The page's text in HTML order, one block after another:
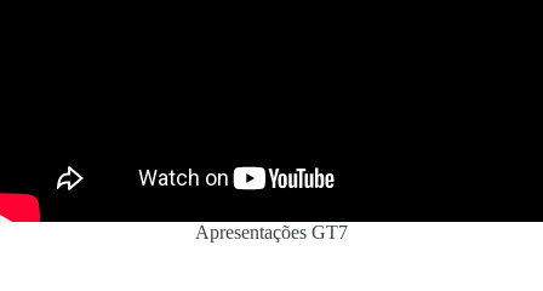
Apresentações GT7